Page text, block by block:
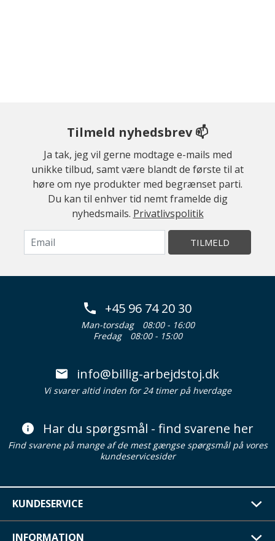
Tilmeld nyhedsbrev 📫
Ja tak, jeg vil gerne modtage e-mails med
unikke tilbud, samt være blandt de første til at
høre om nye produkter med begrænset parti.
Du kan til enhver tid nemt framelde dig
nyhedsmails. Privatlivspolitik
TILMELD
+45 96 74 20 30
Man-torsdag
08:00 - 16:00
Fredag
08:00 - 15:00
info@billig-arbejdstoj.dk
Vi svarer altid inden for 24 timer på hverdage
Har du spørgsmål - find svarene her
Find svarene på mange af de mest gængse spørgsmål på vores
kundeservicesider
KUNDESERVICE
INFORMATION